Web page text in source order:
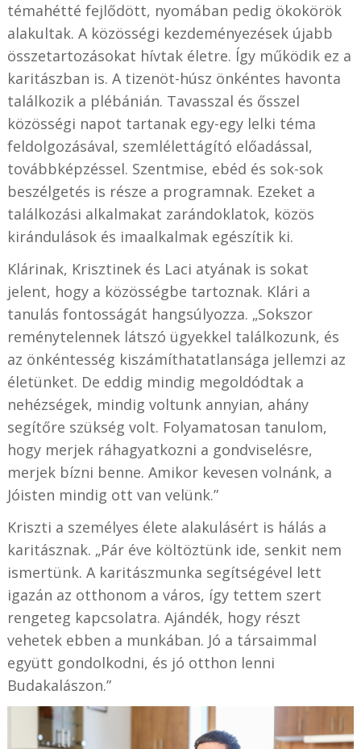
témahétté fejlődött, nyomában pedig ökokörök
alakultak. A közösségi kezdeményezések újabb
összetartozásokat hívtak életre. Így működik ez a
karitászban is. A tizenöt-húsz önkéntes havonta
találkozik a plébánián. Tavasszal és ősszel
közösségi napot tartanak egy-egy lelki téma
feldolgozásával, szemlélettágító előadással,
továbbképzéssel. Szentmise, ebéd és sok-sok
beszélgetés is része a programnak. Ezeket a
találkozási alkalmakat zarándoklatok, közös
kirándulások és imaalkalmak egészítik ki.
Klárinak, Krisztinek és Laci atyának is sokat
jelent, hogy a közösségbe tartoznak. Klári a
tanulás fontosságát hangsúlyozza. „Sokszor
reménytelennek látszó ügyekkel találkozunk, és
az önkéntesség kiszámíthatatlansága jellemzi az
életünket. De eddig mindig megoldódtak a
nehézségek, mindig voltunk annyian, ahány
segítőre szükség volt. Folyamatosan tanulom,
hogy merjek ráhagyatkozni a gondviselésre,
merjek bízni benne. Amikor kevesen volnánk, a
Jóisten mindig ott van velünk.”
Kriszti a személyes élete alakulásért is hálás a
karitásznak. „Pár éve költöztünk ide, senkit nem
ismertünk. A karitászmunka segítségével lett
igazán az otthonom a város, így tettem szert
rengeteg kapcsolatra. Ajándék, hogy részt
vehetek ebben a munkában. Jó a társaimmal
együtt gondolkodni, és jó otthon lenni
Budakalászon.”